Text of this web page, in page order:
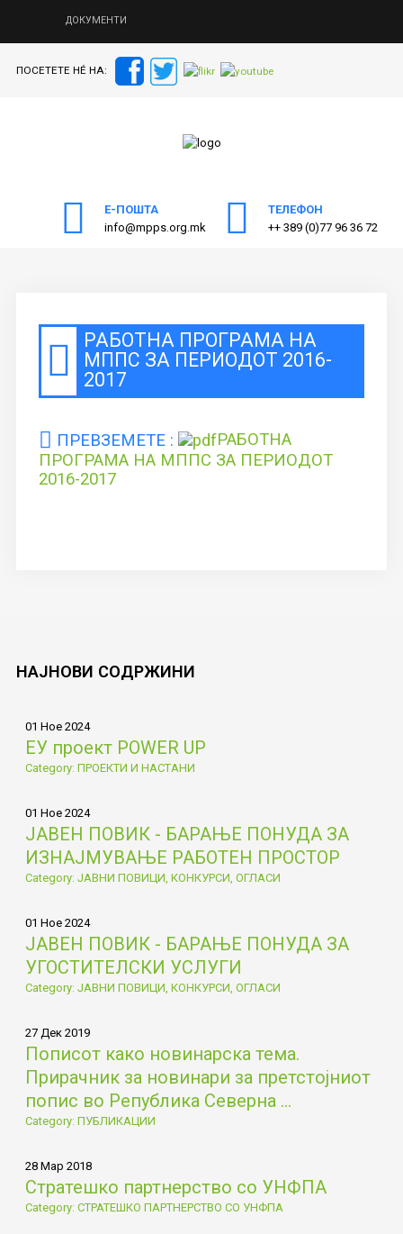
ПУБЛИКАЦИИ
ДОКУМЕНТИ
ПОСЕТЕТЕ НÉ НА:
Е-ПОШТА
info@mpps.org.mk
ТЕЛЕФОН
++ 389 (0)77 96 36 72
РАБОТНА ПРОГРАМА НА
МППС ЗА ПЕРИОДОТ 2016-
2017
ПРЕВЗЕМЕТЕ :
РАБОТНА
ПРОГРАМА НА МППС ЗА ПЕРИОДОТ
2016-2017
НАЈНОВИ СОДРЖИНИ
01 Ное 2024
ЕУ проект POWER UP
Category: ПРОЕКТИ И НАСТАНИ
01 Ное 2024
ЈАВЕН ПОВИК - БАРАЊЕ ПОНУДА ЗА
ИЗНАЈМУВАЊЕ РАБОТЕН ПРОСТОР
Category: ЈАВНИ ПОВИЦИ, КОНКУРСИ, ОГЛАСИ
01 Ное 2024
ЈАВЕН ПОВИК - БАРАЊЕ ПОНУДА ЗА
УГОСТИТЕЛСКИ УСЛУГИ
Category: ЈАВНИ ПОВИЦИ, КОНКУРСИ, ОГЛАСИ
27 Дек 2019
Пописот како новинарска тема.
Прирачник за новинари за претстојниот
попис во Република Северна ...
Category: ПУБЛИКАЦИИ
28 Мар 2018
Стратешко партнерство со УНФПА
Category: СТРАТЕШКО ПАРТНЕРСТВО СО УНФПА